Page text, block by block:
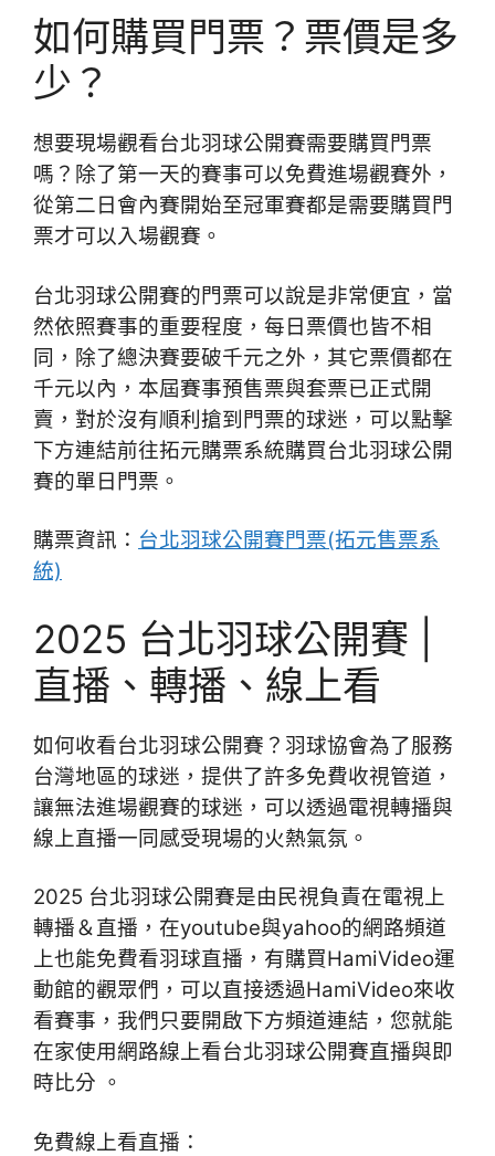
如何購買門票？票價是多
少？
想要現場觀看台北羽球公開賽需要購買門票
嗎？除了第一天的賽事可以免費進場觀賽外，
從第二日會內賽開始至冠軍賽都是需要購買門
票才可以入場觀賽。
台北羽球公開賽的門票可以說是非常便宜，當
然依照賽事的重要程度，每日票價也皆不相
同，除了總決賽要破千元之外，其它票價都在
千元以內，本屆賽事預售票與套票已正式開
賣，對於沒有順利搶到門票的球迷，可以點擊
下方連結前往拓元購票系統購買台北羽球公開
賽的單日門票。
購票資訊： 台北羽球公開賽門票(拓元售票系
統)
2025 台北羽球公開賽 |
直播、轉播、線上看
如何收看台北羽球公開賽？羽球協會為了服務
台灣地區的球迷，提供了許多免費收視管道，
讓無法進場觀賽的球迷，可以透過電視轉播與
線上直播一同感受現場的火熱氣氛。
2025 台北羽球公開賽是由民視負責在電視上
轉播＆直播，在youtube與yahoo的網路頻道
上也能免費看羽球直播，有購買HamiVideo運
動館的觀眾們，可以直接透過HamiVideo來收
看賽事，我們只要開啟下方頻道連結，您就能
在家使用網路線上看台北羽球公開賽直播與即
時比分 。
免費線上看直播：